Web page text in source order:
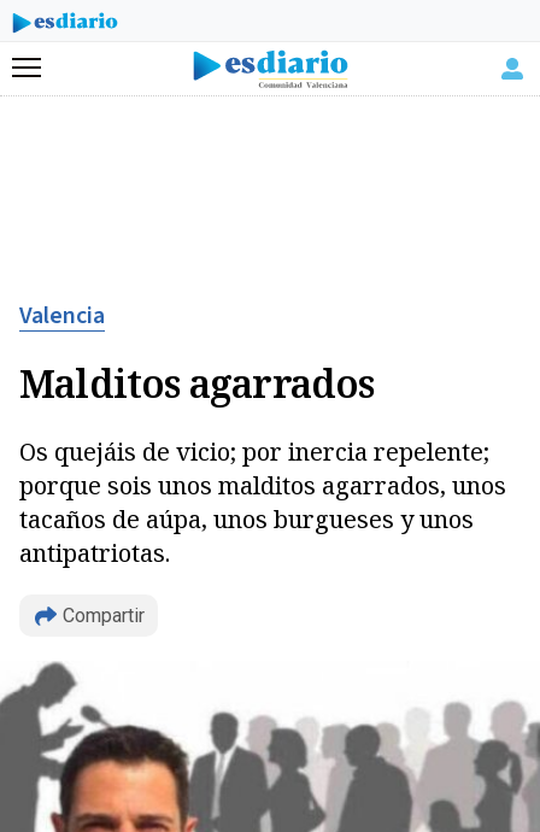
Menú
Valencia
Malditos agarrados
Os quejáis de vicio; por inercia repelente;
porque sois unos malditos agarrados, unos
tacaños de aúpa, unos burgueses y unos
antipatriotas.
Compartir